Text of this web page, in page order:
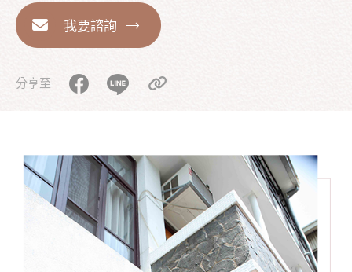
我要諮詢
分享至